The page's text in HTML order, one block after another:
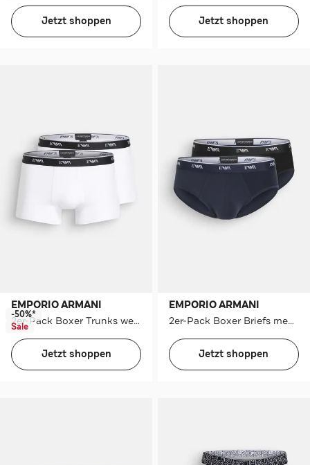
Jetzt shoppen Jetzt shoppen
EMPORIO ARMANI
2er-Pack Boxer Trunks weiß
-50%*
Sale
Jetzt shoppen
EMPORIO ARMANI
2er-Pack Boxer Briefs mehrfarbig
Jetzt shoppen